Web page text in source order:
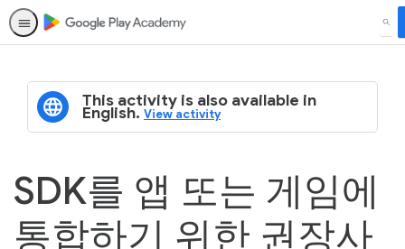
This activity is also available in
English.View activity
SDK를 앱 또는 게임에
통합하기 위한 권장사